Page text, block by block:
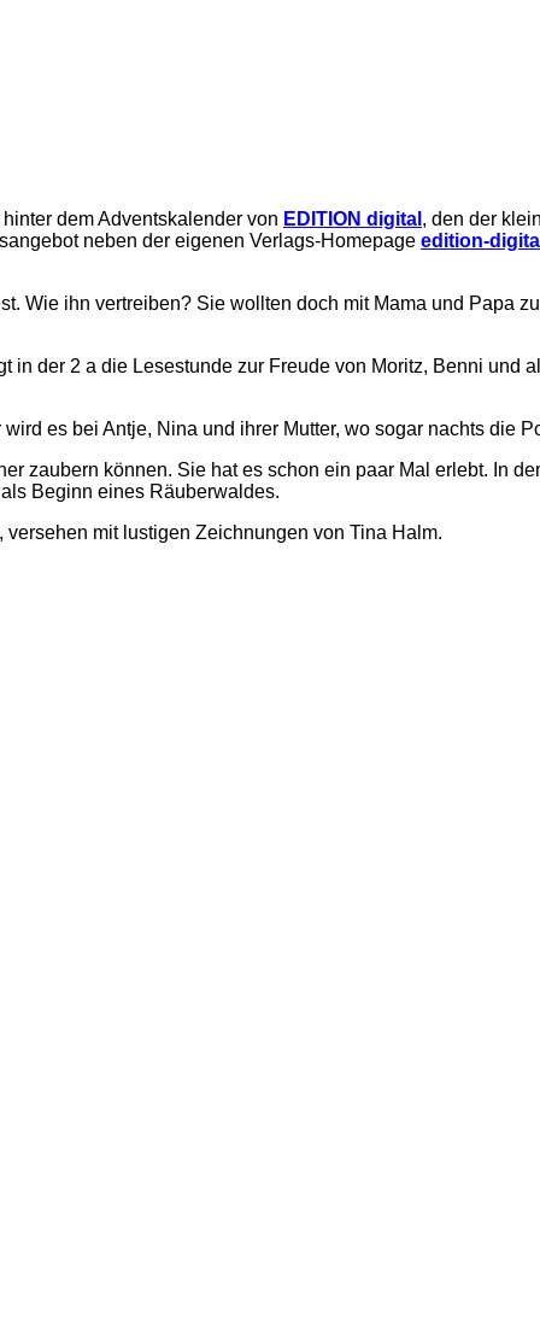
dem Adventskalender von EDITION digital , den der
neben der eigenen Verlags-Homepage edition-
Wie ihn vertreiben? Sie wollten doch mit Mama und Papa
der 2 a die Lesestunde zur Freude von Moritz, Benni und
es bei Antje, Nina und ihrer Mutter, wo sogar nachts die
zaubern können. Sie hat es schon ein paar Mal erlebt. In
Beginn eines Räuberwaldes.
mit lustigen Zeichnungen von Tina Halm.